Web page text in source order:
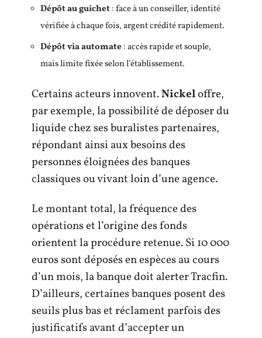
Dépôt au guichet: face à un conseiller, identité
vérifiée à chaque fois, argent crédité rapidement.
Dépôt via automate : accès rapide et souple,
mais limite fixée selon l’établissement.
Certains acteurs innovent.Nickeloffre,
par exemple, la possibilité de déposer du
liquide chez ses buralistes partenaires,
répondant ainsi aux besoins des
personnes éloignées des banques
classiques ou vivant loin d’une agence.
Le montant total, la fréquence des
opérations et l’origine des fonds
orientent la procédure retenue. Si 10 000
euros sont déposés en espèces au cours
d’un mois, la banque doit alerter Tracfin.
D’ailleurs, certaines banques posent des
seuils plus bas et réclament parfois des
justificatifs avant d’accepter un